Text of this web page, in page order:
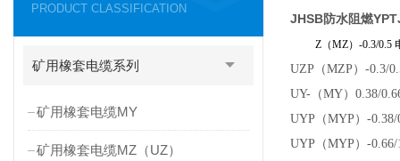
PRODUCT CLASSIFICATION
矿用橡套电缆系列
矿用橡套电缆MY
矿用橡套电缆MZ（UZ）
JHSB防水阻燃
Z（MZ）-0.3/0.5
UZP（MZP）-0.3/
UY-（MY）0.38/
UYP（MYP）-
UYP（MYP）-0.66/